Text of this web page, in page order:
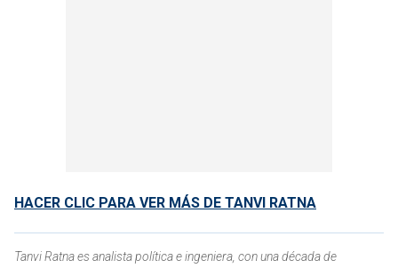
HACER CLIC PARA VER MÁS DE TANVI RATNA
Tanvi Ratna es analista política e ingeniera, con una década de